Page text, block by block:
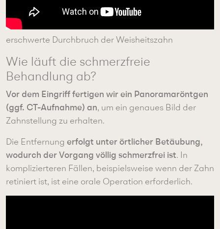
erschwerte Durchbruch der Weisheitszahn
Wie läuft die schmerzfreie
Behandlung ab?
Vor dem Eingriff fertigen wir ein Panoramaröntgen
(ggf. CT-Aufnahme) an, um ein genaues Bild der
Zahnstellung zu erhalten.
Die Entfernung erfolgt unter örtlicher Betäubung,
wodurch der Vorgang völlig schmerzfrei ist. In
komplizierteren Fällen, beispielsweise wenn der Zahn
retiniert ist, ist eine orale Operation erforderlich.